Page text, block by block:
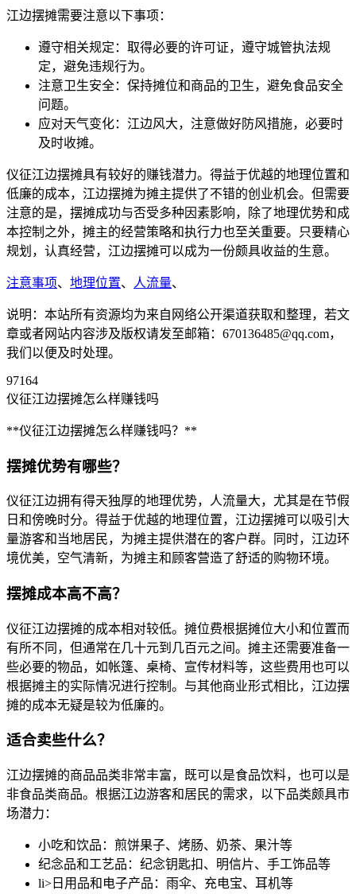
江边摆摊需要注意以下事项：
遵守相关规定：取得必要的许可证，遵守城管执法规
定，避免违规行为。
注意卫生安全：保持摊位和商品的卫生，避免食品安全
问题。
应对天气变化：江边风大，注意做好防风措施，必要时
及时收摊。
仪征江边摆摊具有较好的赚钱潜力。得益于优越的地理位置和
低廉的成本，江边摆摊为摊主提供了不错的创业机会。但需要
注意的是，摆摊成功与否受多种因素影响，除了地理优势和成
本控制之外，摊主的经营策略和执行力也至关重要。只要精心
规划，认真经营，江边摆摊可以成为一份颇具收益的生意。
注意事项、 地理位置、 人流量、
说明：本站所有资源均为来自网络公开渠道获取和整理，若文
章或者网站内容涉及版权请发至邮箱：670136485@qq.com，
我们以便及时处理。
97164
仪征江边摆摊怎么样赚钱吗
**仪征江边摆摊怎么样赚钱吗？**
摆摊优势有哪些？
仪征江边拥有得天独厚的地理优势，人流量大，尤其是在节假
日和傍晚时分。得益于优越的地理位置，江边摆摊可以吸引大
量游客和当地居民，为摊主提供潜在的客户群。同时，江边环
境优美，空气清新，为摊主和顾客营造了舒适的购物环境。
摆摊成本高不高？
仪征江边摆摊的成本相对较低。摊位费根据摊位大小和位置而
有所不同，但通常在几十元到几百元之间。摊主还需要准备一
些必要的物品，如帐篷、桌椅、宣传材料等，这些费用也可以
根据摊主的实际情况进行控制。与其他商业形式相比，江边摆
摊的成本无疑是较为低廉的。
适合卖些什么？
江边摆摊的商品品类非常丰富，既可以是食品饮料，也可以是
非食品类商品。根据江边游客和居民的需求，以下品类颇具市
场潜力：
小吃和饮品：煎饼果子、烤肠、奶茶、果汁等
纪念品和工艺品：纪念钥匙扣、明信片、手工饰品等
li>日用品和电子产品：雨伞、充电宝、耳机等